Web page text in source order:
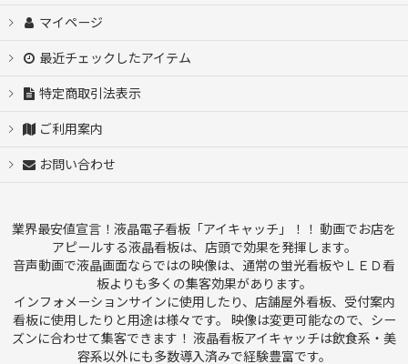
マイページ
最近チェックしたアイテム
特定商取引法表示
ご利用案内
お問い合わせ
業界最安値宣言！液晶電子看板「アイキャッチ」！！ 動画でお店を
アピールする液晶看板は、店頭で効果を発揮します。
音声動画で液晶画面ならではの映像は、通常の蛍光看板やＬＥＤ看
板よりも多くの集客効果があります。
インフォメーションサインに使用したり、店舗屋外看板、受付案内
看板に使用したりと用途は様々です。 映像は変更可能なので、シー
ズンに合わせて集客できます！ 液晶看板アイキャッチは飲食系・美
容系以外にも多数導入済みで経験豊富です。